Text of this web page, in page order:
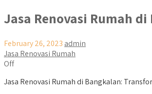
Jasa Renovasi Rumah
February 26, 2023 admin
Jasa Renovasi Rumah
Off
Jasa Renovasi Rumah di Bangkalan: